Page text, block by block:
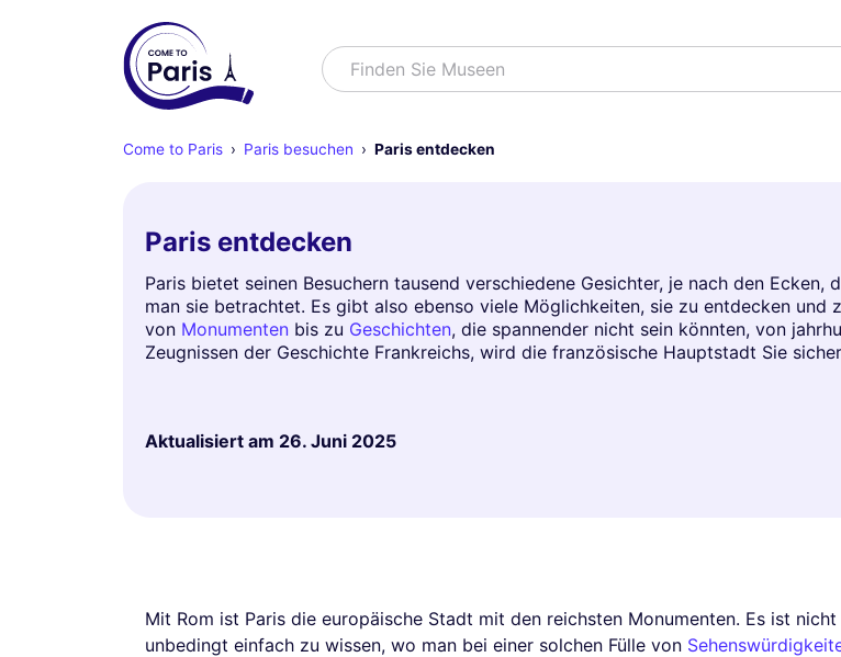
SuchenFinden Sie Museen
Come to Paris Paris besuchen Paris entdecken
Paris entdecken
Paris bietet seinen Besuchern tausend verschiedene Gesichter, je nach den
man sie betrachtet. Es gibt also ebenso viele Möglichkeiten, sie zu entdecken und
von Monumenten bis zu Geschichten, die spannender nicht sein könnten, von
Zeugnissen der Geschichte Frankreichs, wird die französische Hauptstadt Sie
Aktualisiert am 26. Juni 2025
Mit Rom ist Paris die europäische Stadt mit den reichsten Monumenten. Es ist nicht
unbedingt einfach zu wissen, wo man bei einer solchen Fülle von